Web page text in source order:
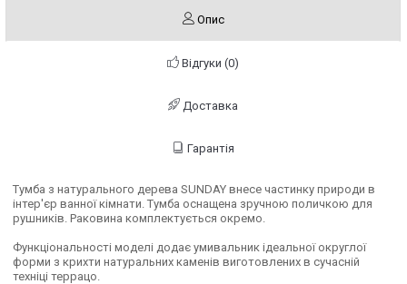
Опис
Відгуки (0)
Доставка
Гарантія
Тумба з натурального дерева SUNDAY внесе частинку природи в
інтер'єр ванної кімнати. Тумба оснащена зручною поличкою для
рушників. Раковина комплектується окремо.
Функціональності моделі додає умивальник ідеальної округлої
форми з крихти натуральних каменів виготовлених в сучасній
техніці террацо.